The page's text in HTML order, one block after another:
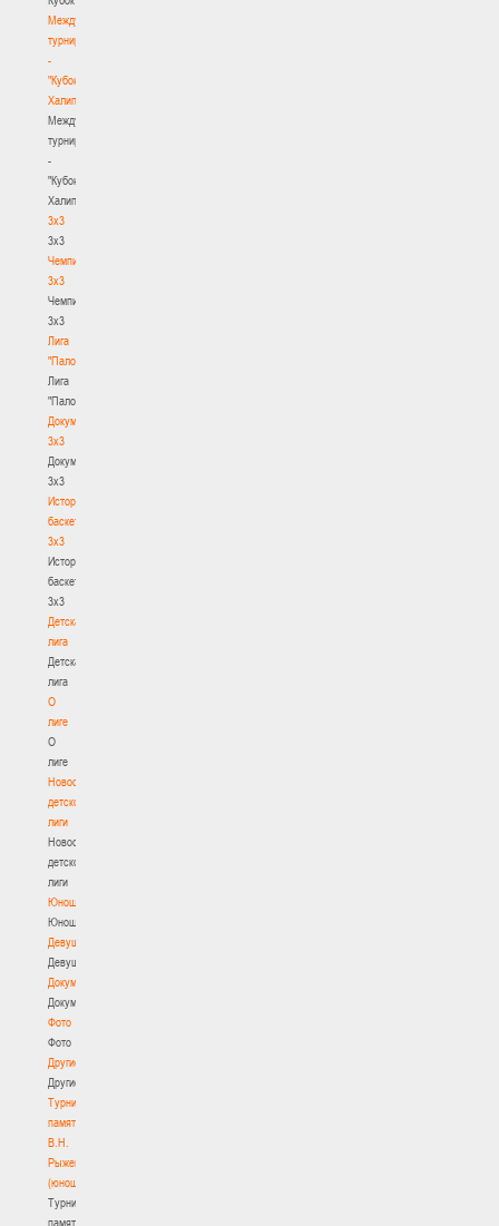
Международный
турнир
-
"Кубок
Халипского"
Международный
турнир
-
"Кубок
Халипского"
3x3
3x3
Чемпионат
3х3
Чемпионат
3х3
Лига
"Палова"
Лига
"Палова"
Документы
3х3
Документы
3х3
История
баскетбола
3х3
История
баскетбола
3х3
Детская
лига
Детская
лига
О
лиге
О
лиге
Новости
детской
лиги
Новости
детской
лиги
Юноши
Юноши
Девушки
Девушки
Документы
Документы
Фото
Фото
Другие
Другие
Турнир
памяти
В.Н.
Рыженкова
(юноши)
Турнир
памяти